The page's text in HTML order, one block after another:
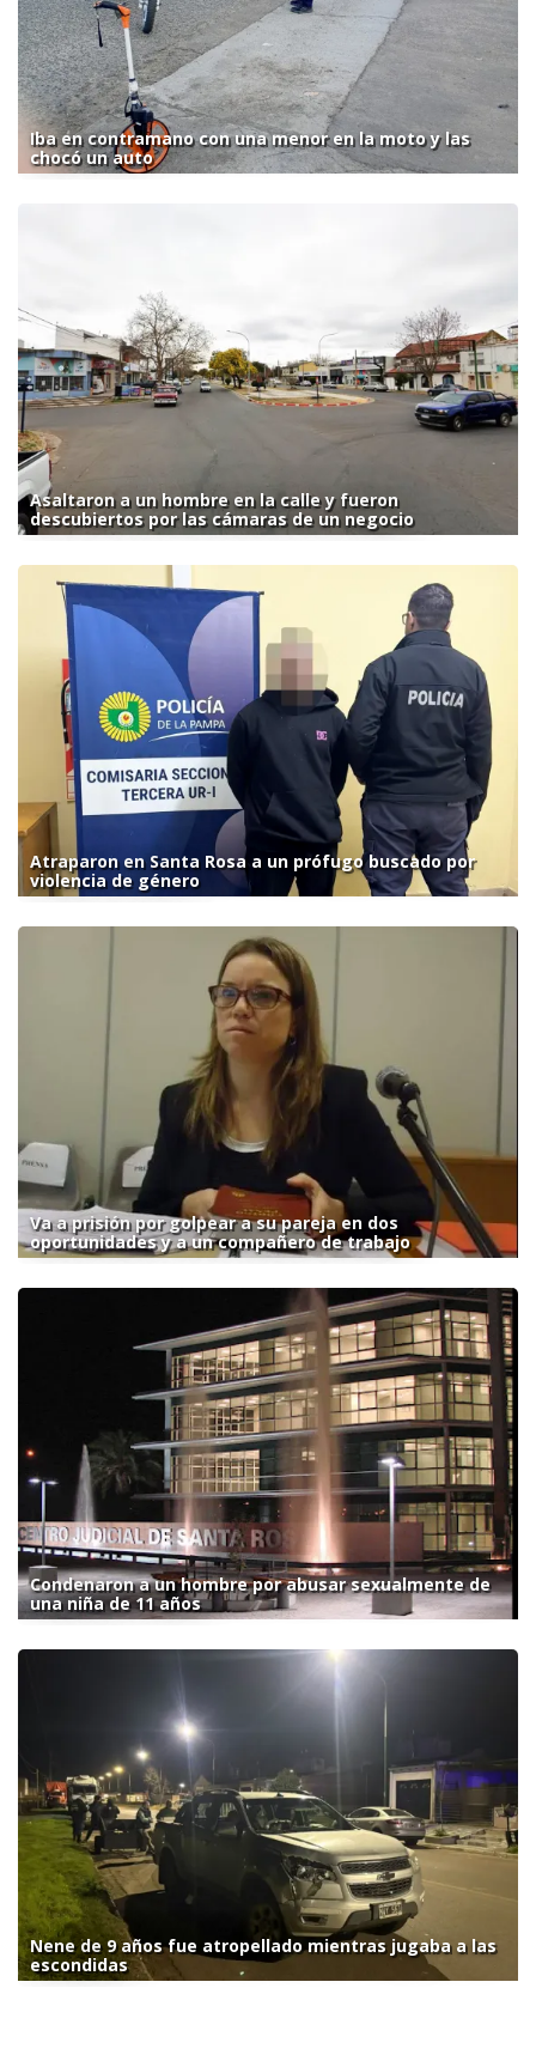
Iba en contramano con una menor en la moto y las
chocó un auto
Asaltaron a un hombre en la calle y fueron
descubiertos por las cámaras de un negocio
Atraparon en Santa Rosa a un prófugo buscado por
violencia de género
Va a prisión por golpear a su pareja en dos
oportunidades y a un compañero de trabajo
Condenaron a un hombre por abusar sexualmente de
una niña de 11 años
Nene de 9 años fue atropellado mientras jugaba a las
escondidas